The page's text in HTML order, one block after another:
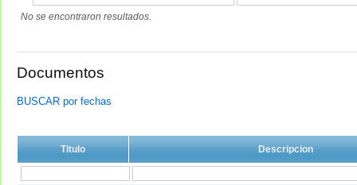
No se encontraron resultados.
Documentos
BUSCAR por fechas
Titulo Descripcion